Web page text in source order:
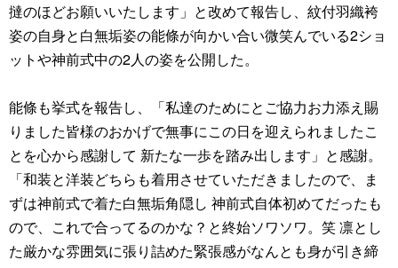
撻のほどお願いいたします」と改めて報告し、紋付羽織袴
姿の自身と白無垢姿の能條が向かい合い微笑んでいる2ショ
ットや神前式中の2人の姿を公開した。
能條も挙式を報告し、「私達のためにとご協力お力添え賜
りました皆様のおかげで無事にこの日を迎えられましたこ
とを心から感謝して 新たな一歩を踏み出します」と感謝。
「和装と洋装どちらも着用させていただきましたので、ま
ずは神前式で着た白無垢角隠し 神前式自体初めてだったも
ので、これで合ってるのかな？と終始ソワソワ。笑 凛とし
た厳かな雰囲気に張り詰めた緊張感がなんとも身が引き締